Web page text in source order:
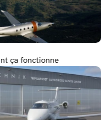
ça fonctionne